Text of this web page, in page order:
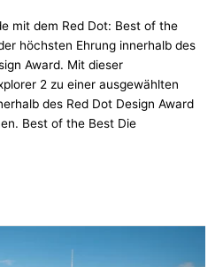
mit dem Red Dot: Best of the
höchsten Ehrung innerhalb des
Award. Mit dieser
2 zu einer ausgewählten
des Red Dot Design Award
Best of the Best Die